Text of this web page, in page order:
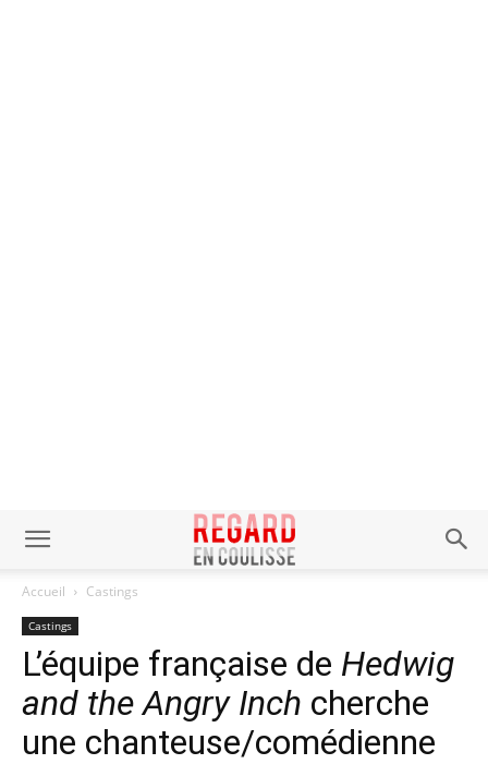
Accueil Castings
Castings
L’équipe française de Hedwig
and the Angry Inch cherche
une chanteuse/comédienne